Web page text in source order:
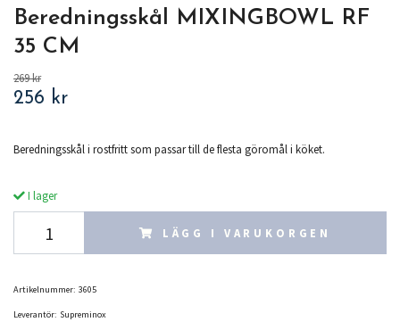
Beredningsskål MIXINGBOWL RF
35 CM
269 kr
256 kr
Beredningsskål i rostfritt som passar till de flesta göromål i köket.
I lager
LÄGG I VARUKORGEN
Artikelnummer: 3605
Leverantör: Supreminox